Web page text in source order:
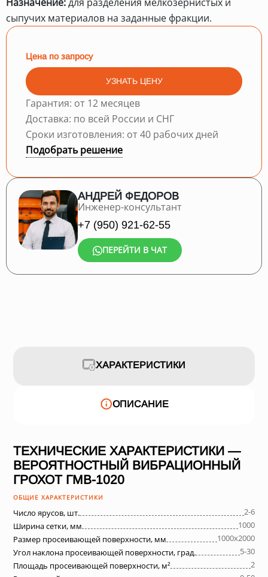
сыпучих материалов на заданные фракции.
Цена по запросу
УЗНАТЬ ЦЕНУ
Гарантия: от 12 месяцев
Доставка: по всей России и СНГ
Сроки изготовления: от 40 рабочих дней
Подобрать решение
АНДРЕЙ ФЕДОРОВ
Инженер-консультант
+7 (950) 921-62-55
ПЕРЕЙТИ В ЧАТ
ХАРАКТЕРИСТИКИ
ОПИСАНИЕ
ТЕХНИЧЕСКИЕ ХАРАКТЕРИСТИКИ —
ВЕРОЯТНОСТНЫЙ ВИБРАЦИОННЫЙ
ГРОХОТ ГМВ-1020
ОБЩИЕ ХАРАКТЕРИСТИКИ
Число ярусов, шт.
2-6
Ширина сетки, мм
1000
Размер просеивающей поверхности, мм
1000х2000
Угол наклона просеивающей поверхности, град.
5-30
Площадь просеивающей поверхности, м²
2